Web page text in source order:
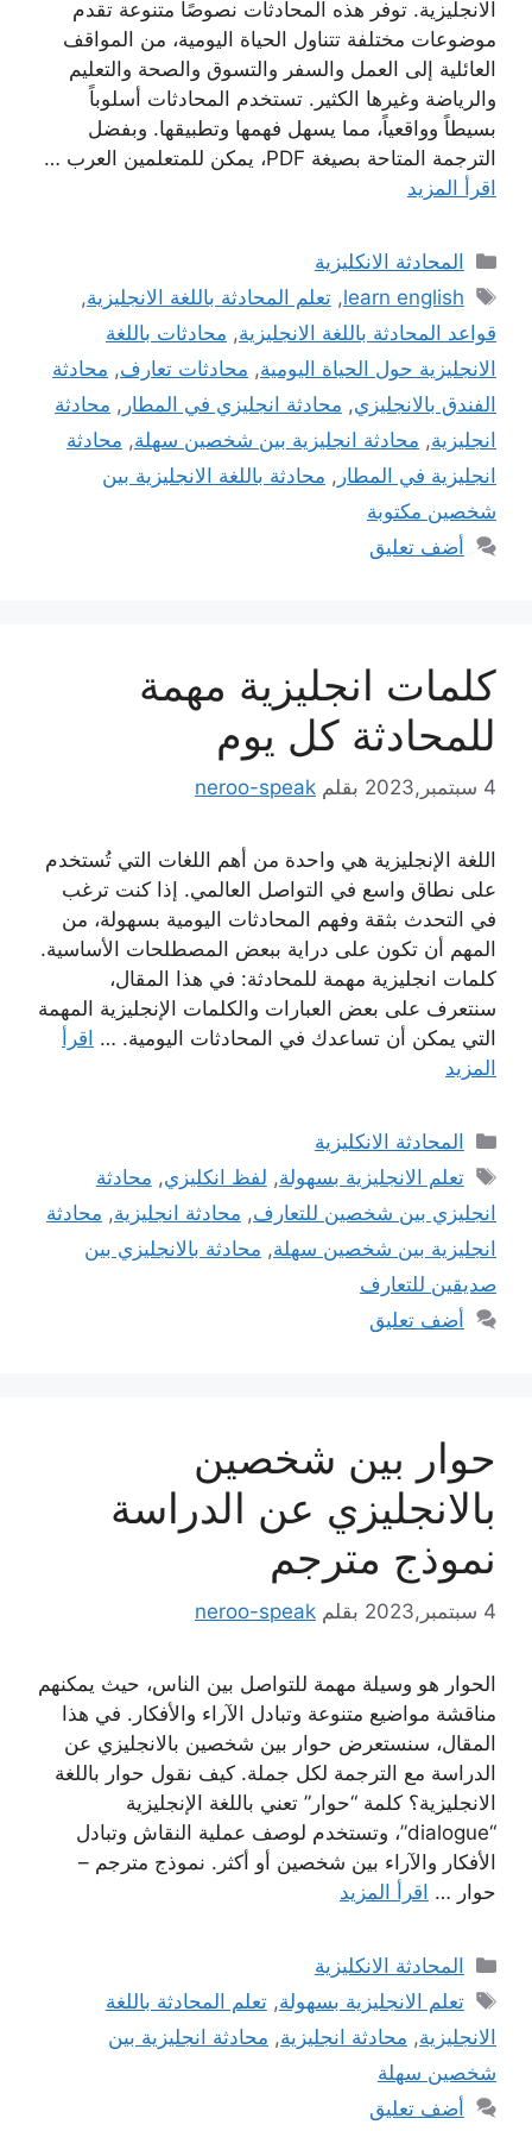
الانجليزية. توفر هذه المحادثات نصوصًا متنوعة تقدم
موضوعات مختلفة تتناول الحياة اليومية، من المواقف
العائلية إلى العمل والسفر والتسوق والصحة والتعليم
والرياضة وغيرها الكثير. تستخدم المحادثات أسلوباً
بسيطاً وواقعياً، مما يسهل فهمها وتطبيقها. وبفضل
الترجمة المتاحة بصيغة PDF، يمكن للمتعلمين العرب …
اقرأ المزيد
التصنيفات
المحادثة الانكليزية
الوسوم
learn english
,تعلم المحادثة باللغة الانجليزية,
قواعد المحادثة باللغة الانجليزية, محادثات باللغة
الانجليزية حول الحياة اليومية, محادثات تعارف, محادثة
الفندق بالانجليزي, محادثة انجليزي في المطار , محادثة
انجليزية, محادثة انجليزية بين شخصين سهلة, محادثة
انجليزية في المطار , محادثة باللغة الانجليزية بين
شخصين مكتوبة
أضف تعليق
كلمات انجليزية مهمة
للمحادثة كل يوم
4 سبتمبر,2023 بقلم neroo-speak
اللغة الإنجليزية هي واحدة من أهم اللغات التي تُستخدم
على نطاق واسع في التواصل العالمي. إذا كنت ترغب
في التحدث بثقة وفهم المحادثات اليومية بسهولة، من
المهم أن تكون على دراية ببعض المصطلحات الأساسية.
كلمات انجليزية مهمة للمحادثة: في هذا المقال،
سنتعرف على بعض العبارات والكلمات الإنجليزية المهمة
التي يمكن أن تساعدك في المحادثات اليومية. … اقرأ
المزيد
التصنيفات
المحادثة الانكليزية
الوسوم
تعلم الانجليزية بسهولة, لفظ انكليزي, محادثة
انجليزي بين شخصين للتعارف, محادثة انجليزية, محادثة
انجليزية بين شخصين سهلة, محادثة بالانجليزي بين
صديقين للتعارف
أضف تعليق
حوار بين شخصين
بالانجليزي عن الدراسة
نموذج مترجم
4 سبتمبر,2023 بقلم neroo-speak
الحوار هو وسيلة مهمة للتواصل بين الناس، حيث يمكنهم
مناقشة مواضيع متنوعة وتبادل الآراء والأفكار. في هذا
المقال، سنستعرض حوار بين شخصين بالانجليزي عن
الدراسة مع الترجمة لكل جملة. كيف نقول حوار باللغة
الانجليزية؟ كلمة “حوار” تعني باللغة الإنجليزية
“dialogue”، وتستخدم لوصف عملية النقاش وتبادل
الأفكار والآراء بين شخصين أو أكثر. نموذج مترجم –
حوار … اقرأ المزيد
التصنيفات
المحادثة الانكليزية
الوسوم
تعلم الانجليزية بسهولة,تعلم المحادثة باللغة
الانجليزية, محادثة انجليزية, محادثة انجليزية بين
شخصين سهلة
أضف تعليق